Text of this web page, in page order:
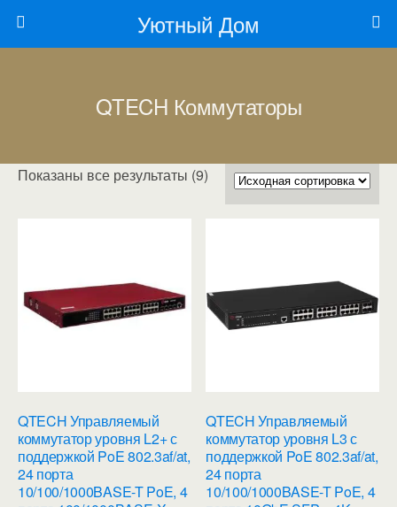
Уютный Дом
QTECH Коммутаторы
Показаны все результаты (9)
QTECH Управляемый
коммутатор уровня L2+ с
поддержкой PoE 802.3af/at,
24 порта
10/100/1000BASE-T PoE, 4
QTECH Управляемый
коммутатор уровня L3 с
поддержкой PoE 802.3af/at,
24 порта
10/100/1000BASE-T PoE, 4